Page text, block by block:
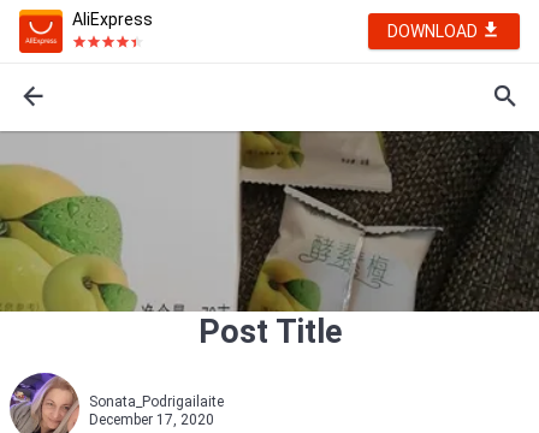
AliExpress
DOWNLOAD
Post Title
Sonata_Podrigailaite
December 17, 2020